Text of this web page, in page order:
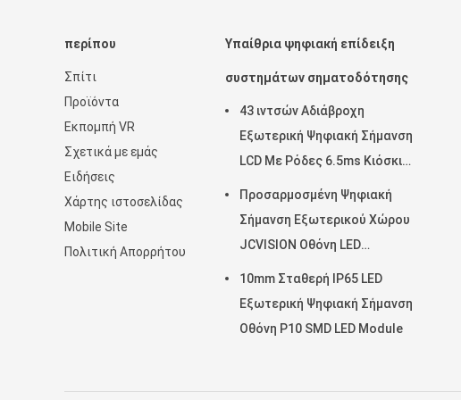
περίπου
Σπίτι
Προϊόντα
Εκπομπή VR
Σχετικά με εμάς
Ειδήσεις
Χάρτης ιστοσελίδας
Mobile Site
Πολιτική Απορρήτου
Υπαίθρια ψηφιακή επίδειξη
συστημάτων σηματοδότησης
43 ιντσών Αδιάβροχη
Εξωτερική Ψηφιακή Σήμανση
LCD Με Ρόδες 6.5ms Κιόσκι
Προσαρμοσμένη Ψηφιακή
Σήμανση Εξωτερικού Χώρου
JCVISION Οθόνη LED
Περιστρεφόμενος Πύργος
10mm Σταθερή IP65 LED
Εξωτερική Ψηφιακή Σήμανση
Οθόνη P10 SMD LED Module